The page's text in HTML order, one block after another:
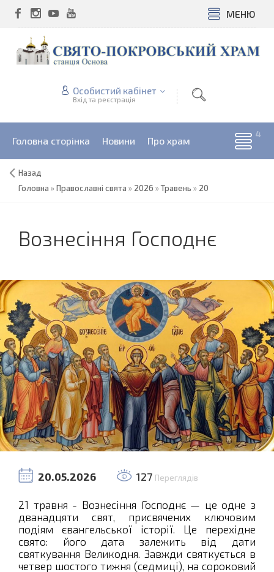
МЕНЮ
Особистий кабінет
Вхід та реєстрація
Головна сторінка Новини Про храм
Назад
Головна »Православні свята » 2026 »Травень » 20
Вознесіння Господнє
20.05.2026 127 Переглядів
21 травня - Вознесіння Господнє — це одне з
дванадцяти свят, присвячених ключовим
подіям євангельської історії. Це перехідне
свято: його дата залежить від дати
святкування Великодня. Завжди святкується в
четвер шостого тижня (седмиці), на сороковий